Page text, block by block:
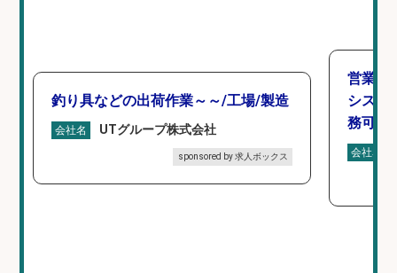
釣り具などの出荷作業～～/工場/製造
会社名 UTグループ株式会社
sponsored by 求人ボックス
営業事
シスタ
務可/
会社名